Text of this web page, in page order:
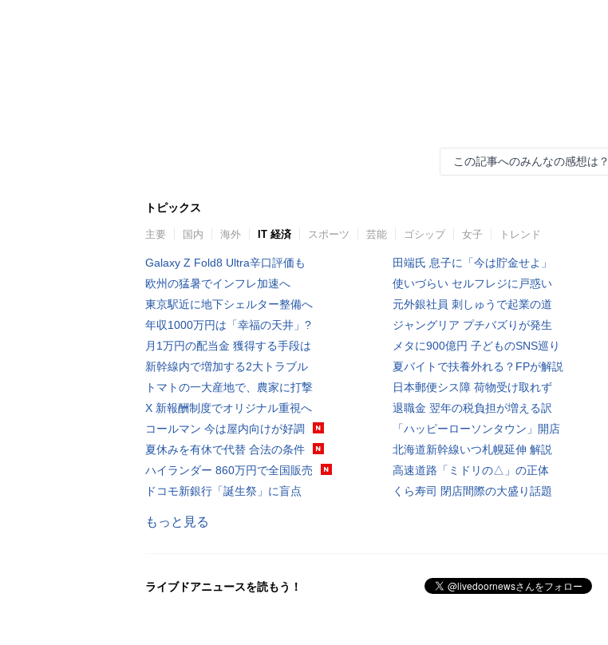
この記事へのみんなの感想は？
トピックス
主要 国内 海外 IT 経済 スポーツ 芸能 ゴシップ 女子 トレンド
Galaxy Z Fold8 Ultra辛口評価も
欧州の猛暑でインフレ加速へ
東京駅近に地下シェルター整備へ
年収1000万円は「幸福の天井」?
月1万円の配当金 獲得する手段は
新幹線内で増加する2大トラブル
トマトの一大産地で、農家に打撃
X 新報酬制度でオリジナル重視へ
コールマン 今は屋内向けが好調
夏休みを有休で代替 合法の条件
ハイランダー 860万円で全国販売
ドコモ新銀行「誕生祭」に盲点
田端氏 息子に「今は貯金せよ」
使いづらい セルフレジに戸惑い
元外銀社員 刺しゅうで起業の道
ジャングリア プチバズりが発生
メタに900億円 子どものSNS巡り
夏バイトで扶養外れる？FPが解説
日本郵便シス障 荷物受け取れず
退職金 翌年の税負担が増える訳
「ハッピーローソンタウン」開店
北海道新幹線いつ札幌延伸 解説
高速道路「ミドリの△」の正体
くら寿司 閉店間際の大盛り話題
もっと見る
ライブドアニュースを読もう！